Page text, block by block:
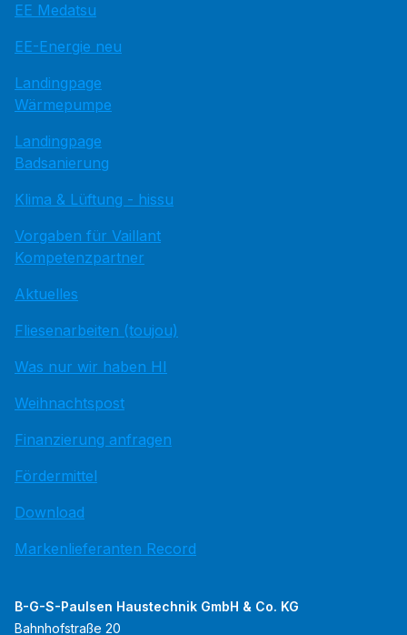
EE Medatsu
EE-Energie neu
Landingpage
Wärmepumpe
Landingpage
Badsanierung
Klima & Lüftung - hissu
Vorgaben für Vaillant
Kompetenzpartner
Aktuelles
Fliesenarbeiten (toujou)
Was nur wir haben HI
Weihnachtspost
Finanzierung anfragen
Fördermittel
Download
Markenlieferanten Record
B-G-S-Paulsen Haustechnik GmbH & Co. KG
Bahnhofstraße 20